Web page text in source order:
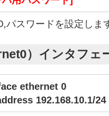
パスワードを設定しま
）インタフェ
ethernet 0
192.168.10.1/24